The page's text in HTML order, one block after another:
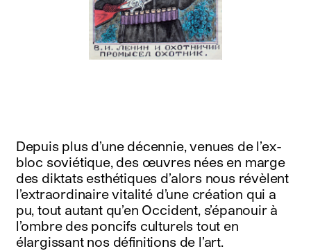
français english
Depuis plus d’une décennie, venues de l’ex-
bloc soviétique, des œuvres nées en marge
des diktats esthétiques d’alors nous révèlent
l’extraordinaire vitalité d’une création qui a
pu, tout autant qu’en Occident, s’épanouir à
l’ombre des poncifs culturels tout en
élargissant nos définitions de l’art.